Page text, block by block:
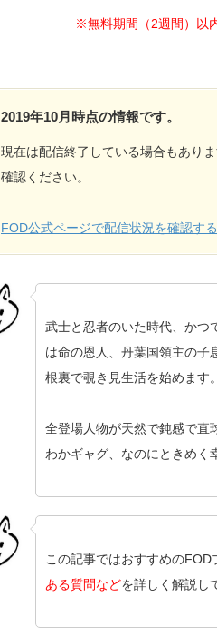
※無料期間（2週間）以
2019年10月時点の情報です。
現在は配信終了している場合もあり
確認ください。
FOD公式ページで配信状況を確認する
武士と忍者のいた時代、かつ
は命の恩人、丹葉国領主の子
根裏で覗き見生活を始めます。
全登場人物が天然で鈍感で直
わかギャグ、なのにときめく
この記事ではおすすめのFOD
ある質問などを詳しく解説し